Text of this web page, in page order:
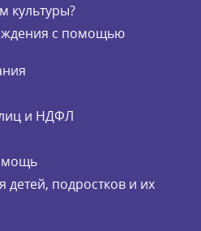
культуры?
с помощью
и НДФЛ
детей, подростков и их